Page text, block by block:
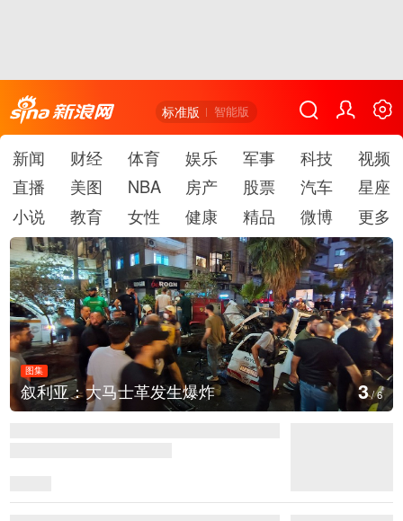
标准版 智能版
新闻 财经 体育 娱乐 军事 科技
视频
直播
美图 NBA 房产 股票 汽车
星座
小说
教育 女性 健康 精品 微博 更多
图集
叙利亚：大马士革发生爆炸 3/6